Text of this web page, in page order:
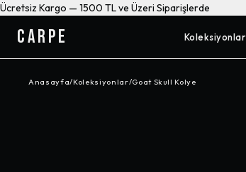
Ücretsiz Kargo — 1500 TL ve Üzeri Siparişlerde
CARPE Koleksiyonlar
Anasayfa/Koleksiyonlar/Goat Skull Kolye